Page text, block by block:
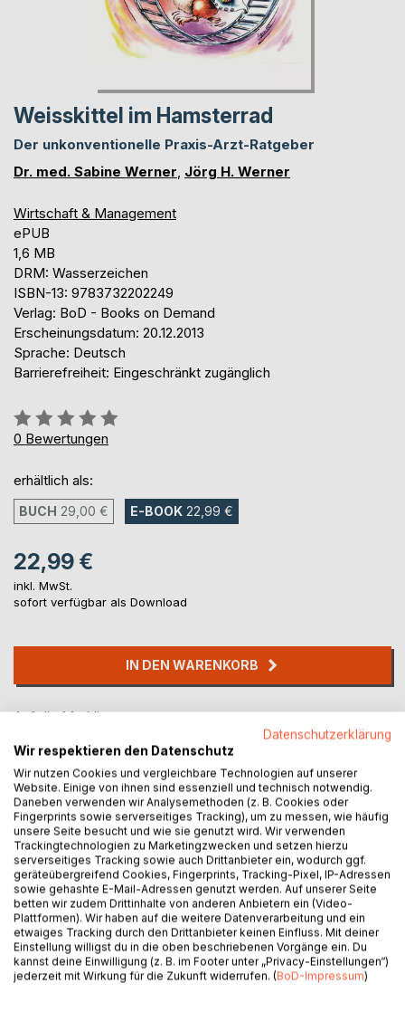
Weisskittel im Hamsterrad
Der unkonventionelle Praxis-Arzt-Ratgeber
Dr. med. Sabine Werner Jörg H. Werner
Wirtschaft & Management
ePUB
1,6 MB
DRM: Wasserzeichen
ISBN-13: 9783732202249
Verlag: BoD - Books on Demand
Erscheinungsdatum: 20.12.2013
Sprache: Deutsch
Barrierefreiheit: Eingeschränkt zugänglich
Bewertung::
0%
0 Bewertungen
erhältlich als:
BUCH 29,00 € E-BOOK 22,99 €
22,99 €
inkl. MwSt.
sofort verfügbar als Download
IN DEN WARENKORB
Auf die Merkliste
BESCHREIBUNG
Endlich! Dieser Praxis-Ratgeber ist wirklich unkonventionell
und stellt nicht allein den betriebswirtschaftlichen
Praxiserfolg, sondern den Praxis-Arzt mit seinen Wünschen
und Träumen in den Mittelpunkt. Dr. med. Sabine und Jörg
Datenschutzerklärung
Wir respektieren den Datenschutz
Wir nutzen Cookies und vergleichbare Technologien auf unserer
Website. Einige von ihnen sind essenziell und technisch notwendig.
Daneben verwenden wir Analysemethoden (z. B. Cookies oder
Fingerprints sowie serverseitiges Tracking), um zu messen, wie häufig
unsere Seite besucht und wie sie genutzt wird. Wir verwenden
Trackingtechnologien zu Marketingzwecken und setzen hierzu
serverseitiges Tracking sowie auch Drittanbieter ein, wodurch ggf.
geräteübergreifend Cookies, Fingerprints, Tracking-Pixel, IP-Adressen
sowie gehashte E-Mail-Adressen genutzt werden. Auf unserer Seite
betten wir zudem Drittinhalte von anderen Anbietern ein (Video-
Plattformen). Wir haben auf die weitere Datenverarbeitung und ein
etwaiges Tracking durch den Drittanbieter keinen Einfluss. Mit deiner
Einstellung willigst du in die oben beschriebenen Vorgänge ein. Du
kannst deine Einwilligung (z. B. im Footer unter „Privacy-Einstellungen“)
jederzeit mit Wirkung für die Zukunft widerrufen. (BoD-Impressum)